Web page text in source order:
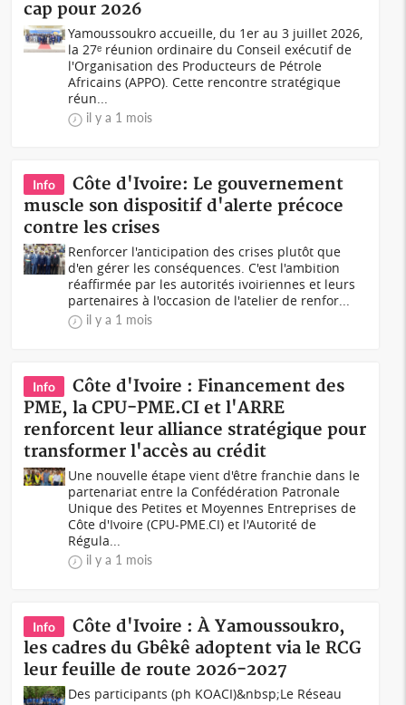
cap pour 2026
Yamoussoukro accueille, du 1er au 3 juillet 2026,
la 27ᵉ réunion ordinaire du Conseil exécutif de
l'Organisation des Producteurs de Pétrole
Africains (APPO). Cette rencontre stratégique
réun...
il y a 1 mois
Info
Côte d'Ivoire: Le gouvernement
muscle son dispositif d'alerte précoce
contre les crises
Renforcer l'anticipation des crises plutôt que
d'en gérer les conséquences. C'est l'ambition
réaffirmée par les autorités ivoiriennes et leurs
partenaires à l'occasion de l'atelier de renfor...
il y a 1 mois
Info
Côte d'Ivoire : Financement des
PME, la CPU-PME.CI et l'ARRE
renforcent leur alliance stratégique pour
transformer l'accès au crédit
Une nouvelle étape vient d'être franchie dans le
partenariat entre la Confédération Patronale
Unique des Petites et Moyennes Entreprises de
Côte d'Ivoire (CPU-PME.CI) et l'Autorité de
Régula...
il y a 1 mois
Info
Côte d'Ivoire : À Yamoussoukro,
les cadres du Gbêkê adoptent via le RCG
leur feuille de route 2026-2027
Des participants (ph KOACI)&nbsp;Le Réseau